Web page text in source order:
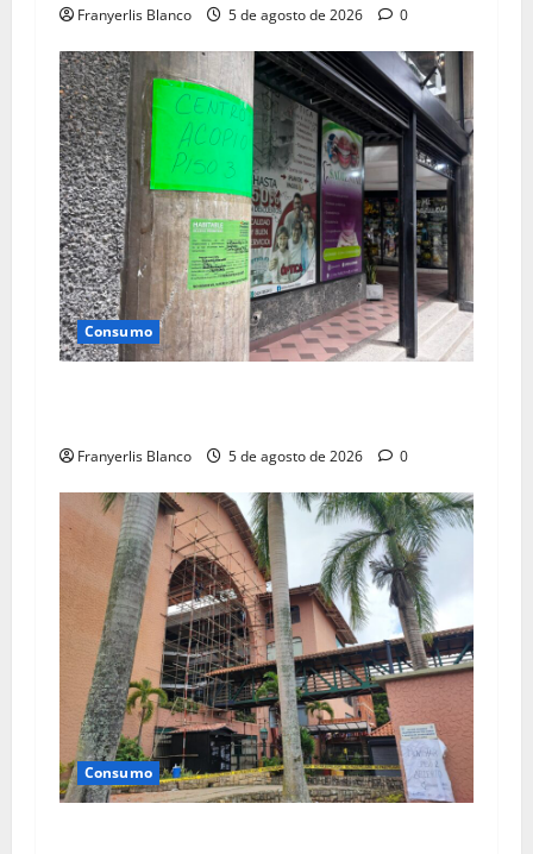
Franyerlis Blanco 5 de agosto de 2026 0
Consumo
Franyerlis Blanco 5 de agosto de 2026 0
Consumo